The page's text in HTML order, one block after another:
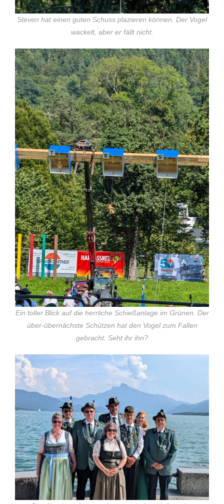
Steven hat einen guten Schuss plazieren können. Der Vogel
wackelt, aber er fällt nicht.
Ein toller Blick auf die herrliche Schießanlage im Grünen. Der
über-übernächste Schützen hat den Vogel zum Fallen
gebracht. Seht ihr ihn?